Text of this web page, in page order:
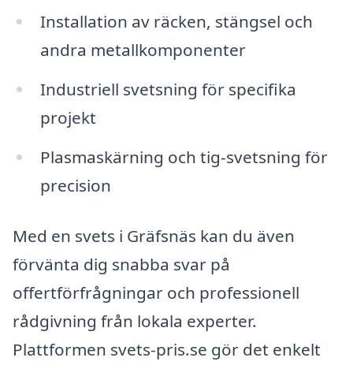
Installation av räcken, stängsel och
andra metallkomponenter
Industriell svetsning för specifika
projekt
Plasmaskärning och tig-svetsning för
precision
Med en svets i Gräfsnäs kan du även
förvänta dig snabba svar på
offertförfrågningar och professionell
rådgivning från lokala experter.
Plattformen svets-pris.se gör det enkelt